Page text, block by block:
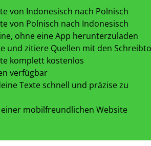
von Indonesisch nach Polnisch
von Polnisch nach Indonesisch
ohne eine App herunterzuladen
und zitiere Quellen mit den
komplett kostenlos
verfügbar
Texte schnell und präzise zu
mobilfreundlichen Website